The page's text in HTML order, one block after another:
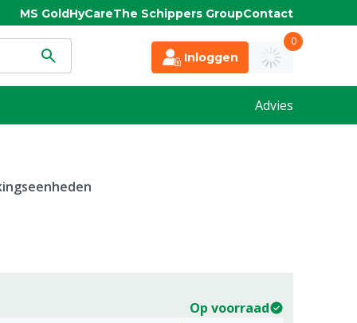
MS GoldHyCareThe Schippers GroupContact
Inloggen
0
Advies
Op voorraad